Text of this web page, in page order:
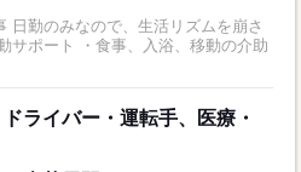
日勤のみなので、生活リズムを崩さ
サポート ・食事、入浴、移動の介助
ライバー・運転手、医療・